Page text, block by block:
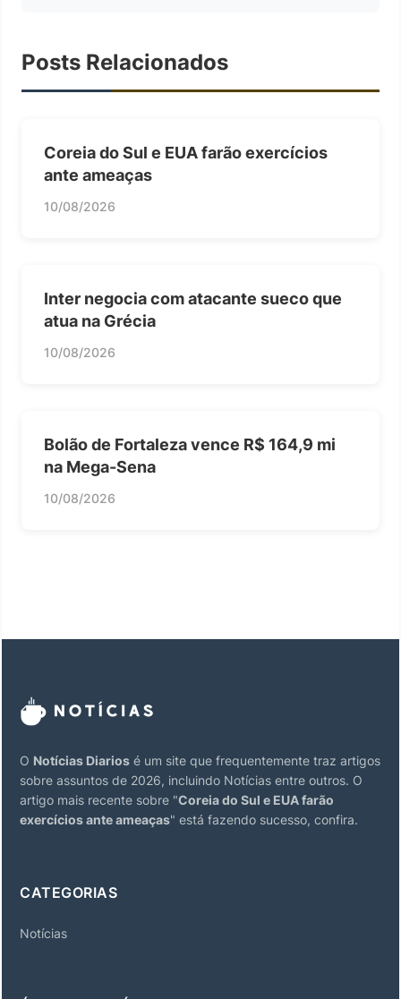
Posts Relacionados
Coreia do Sul e EUA farão exercícios
ante ameaças
10/08/2026
Inter negocia com atacante sueco que
atua na Grécia
10/08/2026
Bolão de Fortaleza vence R$ 164,9 mi
na Mega-Sena
10/08/2026
O Notícias Diarios é um site que frequentemente traz artigos
sobre assuntos de 2026, incluindo Notícias entre outros. O
artigo mais recente sobre "Coreia do Sul e EUA farão
exercícios ante ameaças" está fazendo sucesso, confira.
CATEGORIAS
Notícias